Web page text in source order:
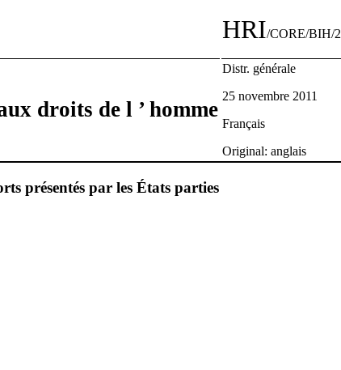
HRI/CORE/BIH/
droits de l ’ homme
Distr. générale
25 novembre 2011
Français
Original: anglais
présentés par les États parties